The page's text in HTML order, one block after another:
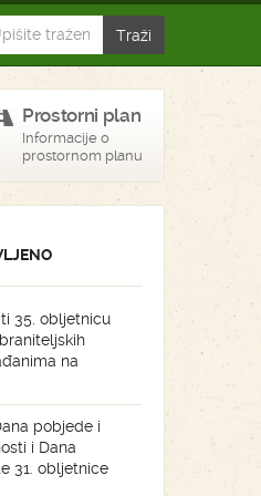
Prostorni plan
Informacije o
prostornom planu
35. obljetnicu
na
pobjede i
i Dana
31. obljetnice